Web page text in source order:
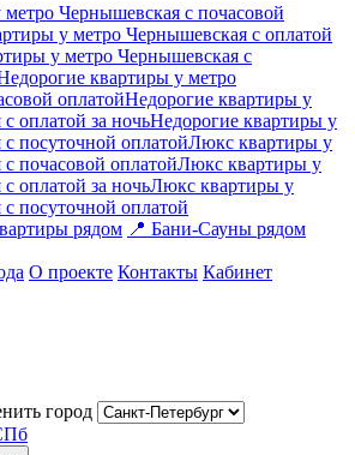
Чернышевская c почасовой
у метро Чернышевская с оплатой
у метро Чернышевская c
квартиры у метро
оплатойНедорогие квартиры у
оплатой за ночьНедорогие квартиры у
посуточной оплатойЛюкс квартиры у
почасовой оплатойЛюкс квартиры у
оплатой за ночьЛюкс квартиры у
посуточной оплатой
рядом 📍 Бани-Сауны рядом
О проекте Контакты Кабинет
город